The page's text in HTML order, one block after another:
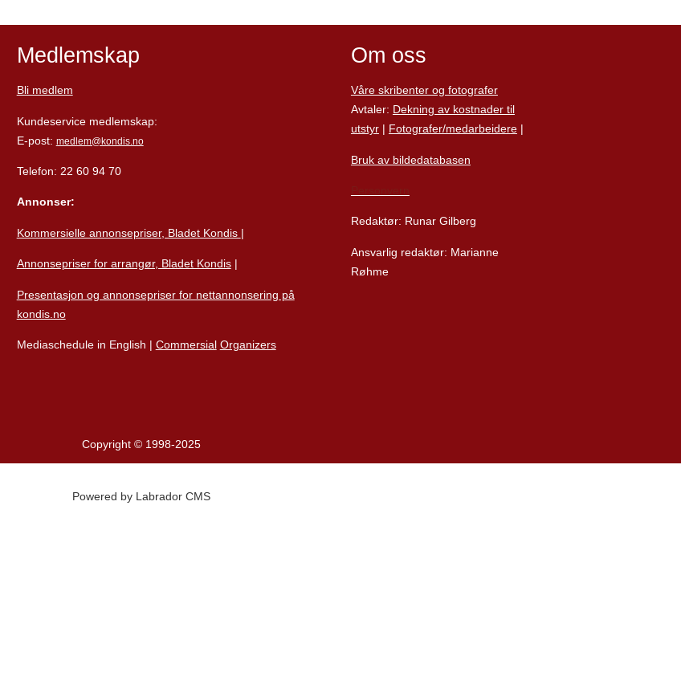
Medlemskap
Bli medlem
Kundeservice medlemskap:
E-post: medlem@kondis.no
Telefon: 22 60 94 70
Annonser:
Kommersielle annonsepriser, Bladet Kondis |
Annonsepriser for arrangør, Bladet Kondis|
Presentasjon og annonsepriser for nettannonsering på
kondis.no
Mediaschedule in English | Commersial Organizers
Om oss
Våre skribenter og fotografer
Avtaler: Dekning av kostnader til
utstyr| Fotografer/medarbeidere|
Bruk av bildedatabasen
Redaktør: Runar Gilberg
Ansvarlig redaktør: Marianne
Røhme
Copyright © 1998-2025
Powered by Labrador CMS